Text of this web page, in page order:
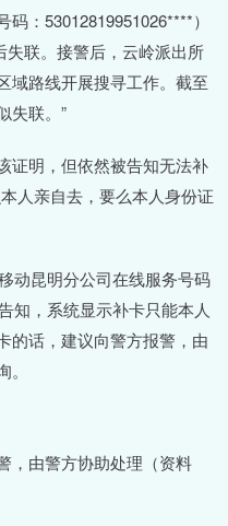
：53012819951026****）
失联。接警后，云岭派出所
域路线开展搜寻工作。截至
失联。”
证明，但依然被告知无法补
人亲自去，要么本人身份证
动昆明分公司在线服务号码
知，系统显示补卡只能本人
的话，建议向警方报警，由
，由警方协助处理（资料